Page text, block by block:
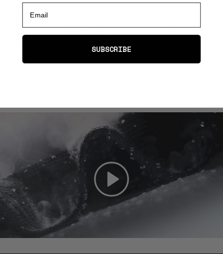
Innovazioni rivoluzionarie, come il nostro sistema
3D Bionic Sphere® e le scarpe TerraSkin,
consentono di risparmiare l’energia del corpo e
massimizzare le prestazioni sportive.
Riproduci
SUBSCRIBE